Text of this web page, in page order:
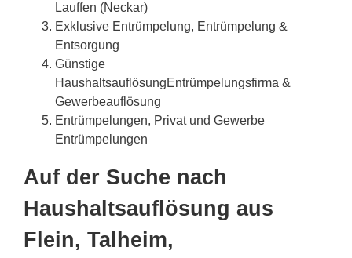
Lauffen (Neckar)
Exklusive Entrümpelung, Entrümpelung &
Entsorgung
Günstige
HaushaltsauflösungEntrümpelungsfirma &
Gewerbeauflösung
Entrümpelungen, Privat und Gewerbe
Entrümpelungen
Auf der Suche nach
Haushaltsauflösung aus
Flein, Talheim,